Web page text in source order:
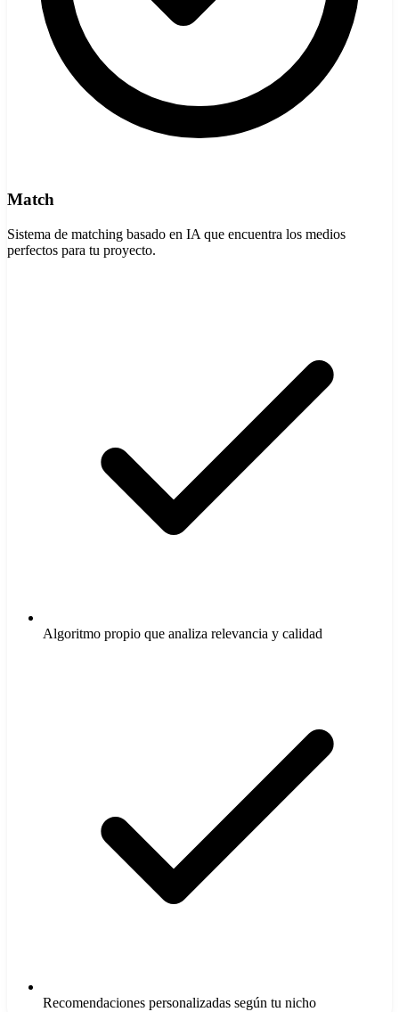
Match
Sistema de matching basado en IA que encuentra los medios
perfectos para tu proyecto.
Algoritmo propio que analiza relevancia y calidad
Recomendaciones personalizadas según tu nicho